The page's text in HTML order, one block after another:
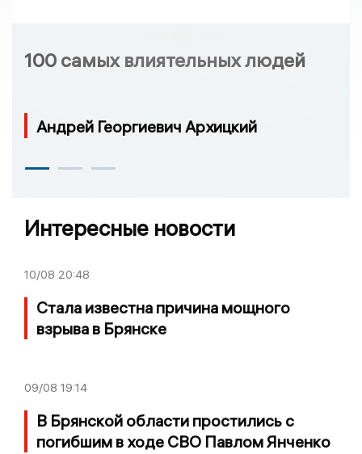
100 самых влиятельных людей
Андрей Георгиевич Архицкий
Интересные новости
10/08 20:48
Стала известна причина мощного
взрыва в Брянске
09/08 19:14
В Брянской области простились с
погибшим в ходе СВО Павлом Янченко